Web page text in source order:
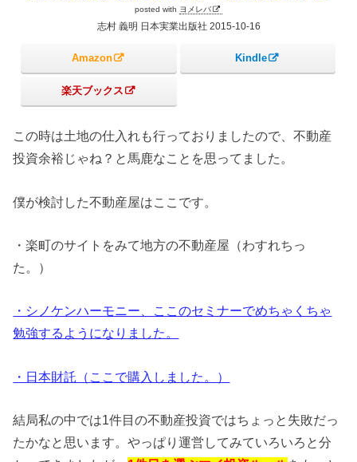
posted with ヨメレバ
志村 義明 日本実業出版社 2015-10-16
Amazon Kindle
楽天ブックス
この時は土地の仕入れも行っておりましたので、不動産
投資余裕じゃね？と馬鹿なことを思ってました。
僕が検討した不動産屋はここです。
・楽町のサイトをみて地方の不動産屋（わすれちっ
た。）
・シノケンハーモニー、ここのセミナーでめちゃくちゃ
勉強するようになりました。
・日本財託（ここで購入しました。）
結局私の中では1件目の不動産投資ではちょっと失敗だっ
たかなと思います。やっぱり運営してみていろいろと分